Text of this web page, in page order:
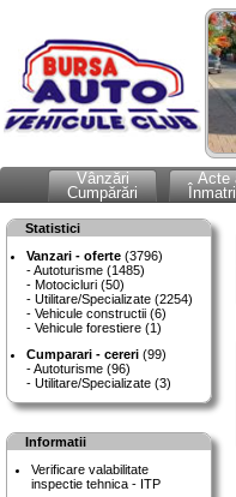
Vânzări
Cumpărări
Acte
Statistici
Vanzari - oferte (3796)
Autoturisme (1485)
Motocicluri (50)
Utilitare/Specializate (2254)
Vehicule constructii (6)
Vehicule forestiere (1)
Cumparari - cereri (99)
Autoturisme (96)
Utilitare/Specializate (3)
Informatii
Verificare valabilitate
inspectie tehnica - ITP